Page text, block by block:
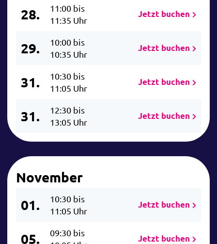
28.
11:00 bis
11:35 Uhr
Jetzt buchen
29.
10:00 bis
10:35 Uhr
Jetzt buchen
31.
10:30 bis
11:05 Uhr
Jetzt buchen
31.
12:30 bis
13:05 Uhr
Jetzt buchen
November
01.
10:30 bis
11:05 Uhr
Jetzt buchen
05.
09:30 bis
Jetzt buchen